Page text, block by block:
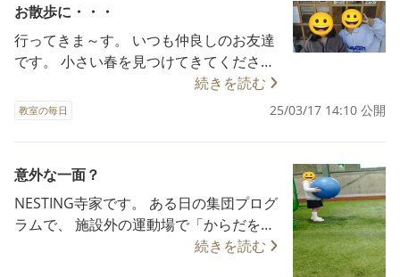
来は武器としてではなく、 スポーツとし
ての射撃競技で全国大会を目指していた
だきたいものです。 🌟🌟🌟🌟🌟🌟🌟🌟🌟
等デイサービス 多機能型保育所等
訪問支援事業所 NESTING寺家
〠739-0040 広島県東広島市寺家駅前
６－１８ ヒノ
210 FAX082-430-7220
お問い合わせ、ご体験、ご見学、お待
お散歩に・・・
行ってきま～す。 いつも仲良しのお友達
です。 小さい春を見つけてきてください
🌟🌟🌟🌟🌟 放課後等デイサービス
多機能型保育所等訪問支援事業
所 NESTING寺家 〠739-0040
広島県東広島市寺家駅前６－１８
ヒノモトマンショ
ン１A号室 📞082-430-7210 F
AX082-430-7220 お問い合わ
せ、ご体験、ご見学、お待ちしておりま
続きを読む
教室の毎日 25/03/17 14:10 公開
意外な一面？
NESTING寺家です。 ある日の集団プログ
ラムで、 施設外の運動場で「からだを動
かそう」と題して ボール遊びや綱引きを
続きを読む